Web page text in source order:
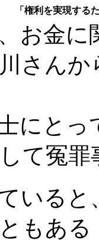
「権利を実現する
お金
さん
にと
て冤
いる
もある